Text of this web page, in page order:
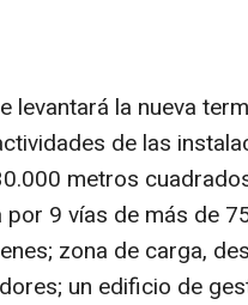
levantará la nueva
de las
metros
9 vías de más de
zona de carga,
un edificio de